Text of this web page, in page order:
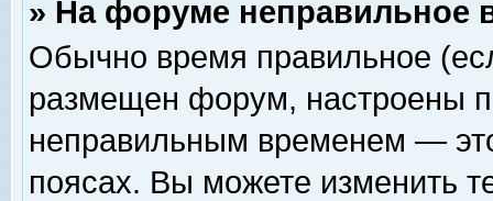
» На форуме неправильное
Обычно время правильное
размещен форум, настроены
неправильным временем —
поясах. Вы можете изменить